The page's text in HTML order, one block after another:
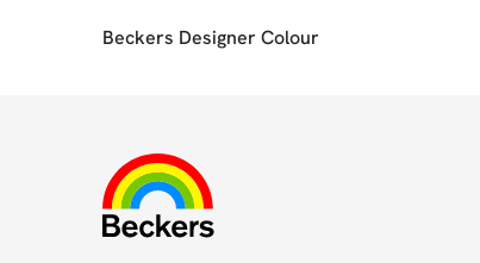
Beckers Designer Colour